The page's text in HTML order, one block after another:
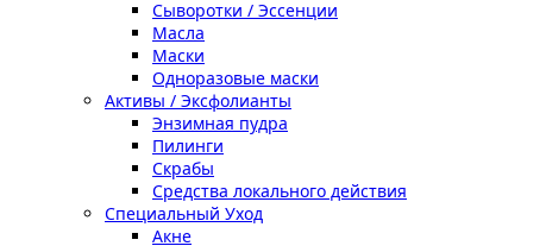
Сыворотки / Эссенции
Масла
Маски
Одноразовые маски
Активы / Эксфолианты
Энзимная пудра
Пилинги
Скрабы
Средства локального действия
Специальный Уход
Акне